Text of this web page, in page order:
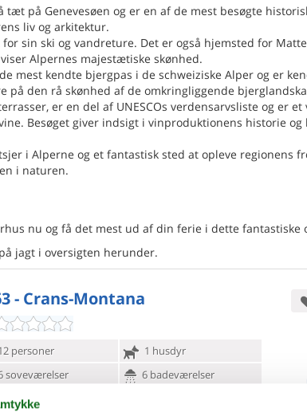
på Genevesøen og er en af de mest besøgte
liv og arkitektur.
sin ski og vandreture. Det er også hjemsted for
Alpernes majestætiske skønhed.
mest kendte bjergpas i de schweiziske Alper og er
den rå skønhed af de omkringliggende
er en del af UNESCOs verdensarvsliste og er
Besøget giver indsigt i vinproduktionens historie og
i Alperne og et fantastisk sted at opleve regionens
i naturen.
nu og få det mest ud af din ferie i dette fantastiske
jagt i oversigten herunder.
- Crans-Montana
personer
1 husdyr
soveværelser
6 badeværelser
20
Inkl.